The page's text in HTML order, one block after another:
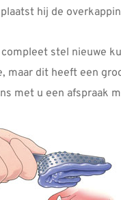
hij de
stel nieuwe
maar dit heeft een
met u een afspraak